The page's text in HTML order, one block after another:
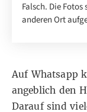
Falsch. Die
anderen Ort
Auf Whatsapp
angeblich den
Darauf sind